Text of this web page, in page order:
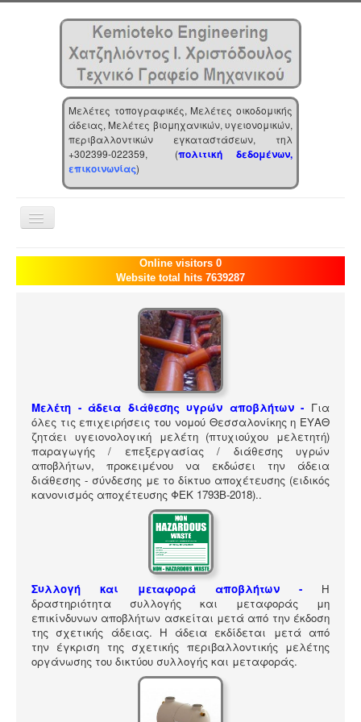
Μελέτες τοπογραφικές, Μελέτες οικοδομικής
άδειας, Μελέτες βιομηχανικών, υγειονομικών,
περιβαλλοντικών εγκαταστάσεων, τηλ
+302399-022359, (πολιτική δεδομένων,
επικοινωνίας)
Toggle
Navigation
Αρχική
Επιχείρηση
Online visitors 0
Website total hits 7639287
Μελέτη - άδεια διάθεσης υγρών αποβλήτων - Για
όλες τις επιχειρήσεις του νομού Θεσσαλονίκης η ΕΥΑΘ
ζητάει υγειονολογική μελέτη (πτυχιούχου μελετητή)
παραγωγής / επεξεργασίας / διάθεσης υγρών
αποβλήτων, προκειμένου να εκδώσει την άδεια
διάθεσης - σύνδεσης με το δίκτυο αποχέτευσης (ειδικός
κανονισμός αποχέτευσης ΦΕΚ 1793Β-2018)..
Συλλογή και μεταφορά αποβλήτων -
Η
δραστηριότητα συλλογής και μεταφοράς μη
επικίνδυνων αποβλήτων ασκείται μετά από την έκδοση
της σχετικής άδειας. Η άδεια εκδίδεται μετά από
την έγκριση της σχετικής περιβαλλοντικής μελέτης
οργάνωσης του δικτύου συλλογής και μεταφοράς.